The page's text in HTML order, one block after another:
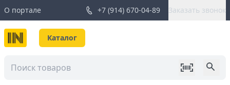
О портале +7 (914) 670-04-89 Заказать звонок
Каталог